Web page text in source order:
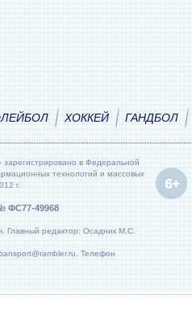
ХОККЕЙ ГАНДБОЛ
зарегистрировано в Федеральной
технологий и массовых
г.
ФС77-49968
Главный редактор: Осадник М.С.
Телефон